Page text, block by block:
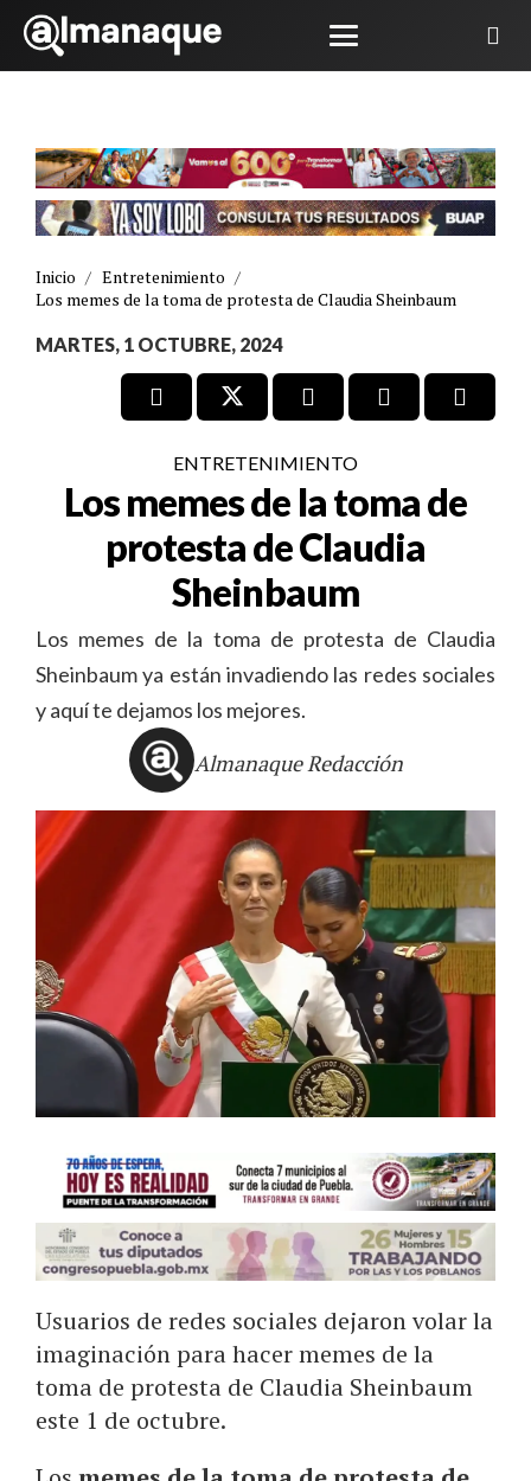
Inicio / Entretenimiento /
Los memes de la toma de protesta de Claudia Sheinbaum
MARTES, 1 OCTUBRE, 2024
ENTRETENIMIENTO
Los memes de la toma de
protesta de Claudia
Sheinbaum
Los memes de la toma de protesta de Claudia
Sheinbaum ya están invadiendo las redes sociales
y aquí te dejamos los mejores.
Almanaque Redacción
Usuarios de redes sociales dejaron volar la
imaginación para hacer memes de la
toma de protesta de Claudia Sheinbaum
este 1 de octubre.